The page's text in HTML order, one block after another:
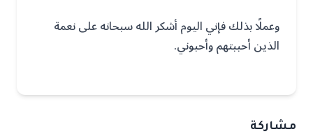
وعملًا بذلك فإني اليوم أشكر الله سبحانه على نعمة
الذين أحببتهم وأحبوني.
مشاركة